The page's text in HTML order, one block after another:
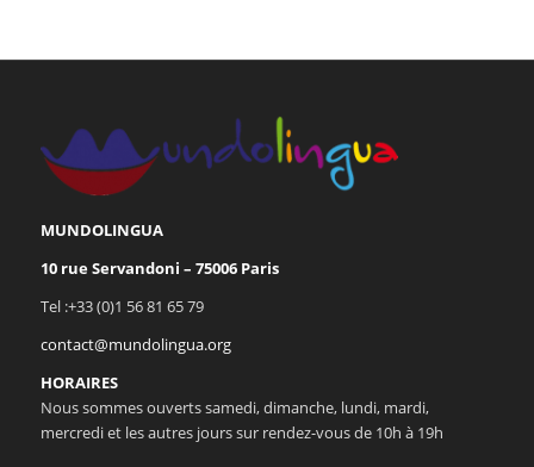
MUNDOLINGUA
10 rue Servandoni – 75006 Paris
Tel :+33 (0)1 56 81 65 79
contact@mundolingua.org
HORAIRES
Nous sommes ouverts samedi, dimanche, lundi, mardi,
mercredi et les autres jours sur rendez-vous de 10h à 19h